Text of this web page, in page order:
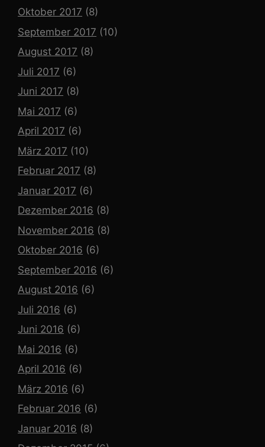
Oktober 2017 (8)
September 2017 (10)
August 2017 (8)
Juli 2017 (6)
Juni 2017 (8)
Mai 2017 (6)
April 2017 (6)
März 2017 (10)
Februar 2017 (8)
Januar 2017 (6)
Dezember 2016 (8)
November 2016 (8)
Oktober 2016 (6)
September 2016 (6)
August 2016 (6)
Juli 2016 (6)
Juni 2016 (6)
Mai 2016 (6)
April 2016 (6)
März 2016 (6)
Februar 2016 (6)
Januar 2016 (8)